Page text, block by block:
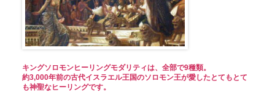
キングソロモンヒーリングモダリティは、全部で9種類。
約3,000年前の古代イスラエル王国のソロモン王が愛したとてもとて
も神聖なヒーリングです。